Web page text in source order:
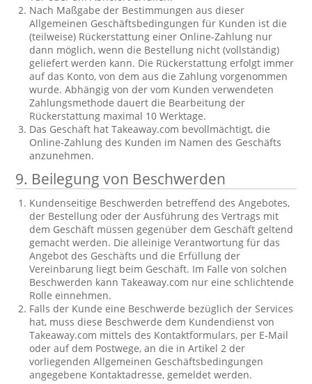
Nach Maßgabe der Bestimmungen aus dieser
Allgemeinen Geschäftsbedingungen für Kunden ist die
(teilweise) Rückerstattung einer Online-Zahlung nur
dann möglich, wenn die Bestellung nicht (vollständig)
geliefert werden kann. Die Rückerstattung erfolgt immer
auf das Konto, von dem aus die Zahlung vorgenommen
wurde. Abhängig von der vom Kunden verwendeten
Zahlungsmethode dauert die Bearbeitung der
Rückerstattung maximal 10 Werktage.
Das Geschäft hat Takeaway.com bevollmächtigt, die
Online-Zahlung des Kunden im Namen des Geschäfts
anzunehmen.
9. Beilegung von Beschwerden
Kundenseitige Beschwerden betreffend des Angebotes,
der Bestellung oder der Ausführung des Vertrags mit
dem Geschäft müssen gegenüber dem Geschäft geltend
gemacht werden. Die alleinige Verantwortung für das
Angebot des Geschäfts und die Erfüllung der
Vereinbarung liegt beim Geschäft. Im Falle von solchen
Beschwerden kann Takeaway.com nur eine schlichtende
Rolle einnehmen.
Falls der Kunde eine Beschwerde bezüglich der Services
hat, muss diese Beschwerde dem Kundendienst von
Takeaway.com mittels des Kontaktformulars, per E-Mail
oder auf dem Postwege, an die in Artikel 2 der
vorliegenden Allgemeinen Geschäftsbedingungen
angegebene Kontaktadresse, gemeldet werden.